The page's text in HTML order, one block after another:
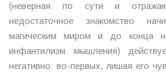
(неверная по сути и
недостаточное знакомство
магическим миром и до конца
инфантилизм мышления)
негативно: во-первых, лишая его